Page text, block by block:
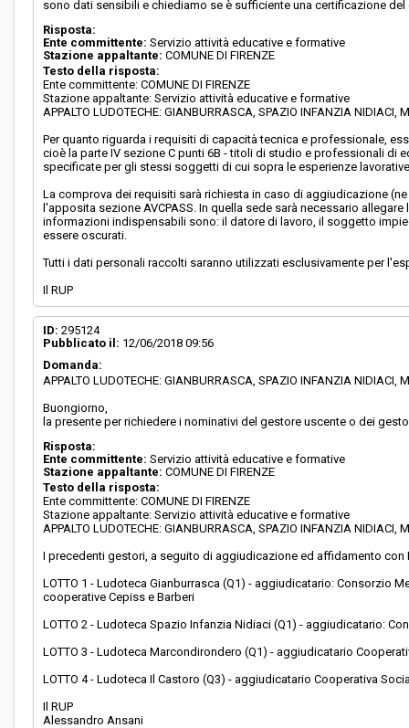
sono dati sensibili e chiediamo se è sufficiente una certificazione
Risposta:
Ente committente: Servizio attività educative e formative
Stazione appaltante: COMUNE DI FIRENZE
Testo della risposta:
Ente committente: COMUNE DI FIRENZE
Stazione appaltante: Servizio attività educative e formative
APPALTO LUDOTECHE: GIANBURRASCA, SPAZIO INFANZIA NIDIACI,
Per quanto riguarda i requisiti di capacità tecnica e professionale,
cioè la parte IV sezione C punti 6B - titoli di studio e professionali di
specificate per gli stessi soggetti di cui sopra le esperienze
La comprova dei requisiti sarà richiesta in caso di aggiudicazione
l'apposita sezione AVCPASS. In quella sede sarà necessario
informazioni indispensabili sono: il datore di lavoro, il soggetto
essere oscurati.
Tutti i dati personali raccolti saranno utilizzati esclusivamente per
Il RUP
ID: 295124
Pubblicato il: 12/06/2018 09:56
Domanda:
APPALTO LUDOTECHE: GIANBURRASCA, SPAZIO INFANZIA NIDIACI,
Buongiorno,
la presente per richiedere i nominativi del gestore uscente o dei
Risposta:
Ente committente: Servizio attività educative e formative
Stazione appaltante: COMUNE DI FIRENZE
Testo della risposta:
Ente committente: COMUNE DI FIRENZE
Stazione appaltante: Servizio attività educative e formative
APPALTO LUDOTECHE: GIANBURRASCA, SPAZIO INFANZIA NIDIACI,
I precedenti gestori, a seguito di aggiudicazione ed affidamento con
LOTTO 1 - Ludoteca Gianburrasca (Q1) - aggiudicatario: Consorzio
cooperative Cepiss e Barberi
LOTTO 2 - Ludoteca Spazio Infanzia Nidiaci (Q1) - aggiudicatario:
LOTTO 3 - Ludoteca Marcondirondero (Q1) - aggiudicatario
LOTTO 4 - Ludoteca Il Castoro (Q3) - aggiudicatario Cooperativa
Il RUP
Alessandro Ansani